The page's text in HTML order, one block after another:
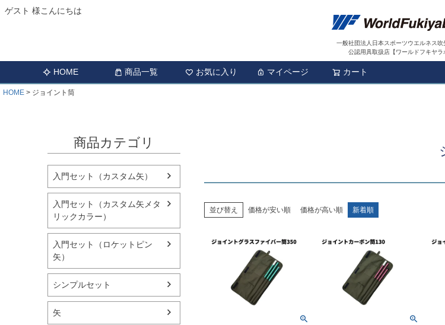
ゲスト 様こんにちは
一般社団法人日本スポーツウエルネス吹
公認用具取扱店【ワールドフキヤラ
HOME 商品一覧 お気に入り マイページ カート
HOME ジョイント筒
商品カテゴリ
入門セット（カスタム矢）
入門セット（カスタム矢メタ
リックカラー）
入門セット（ロケットピン
矢）
シンプルセット
矢
並び替え 価格が安い順 価格が高い順 新着順